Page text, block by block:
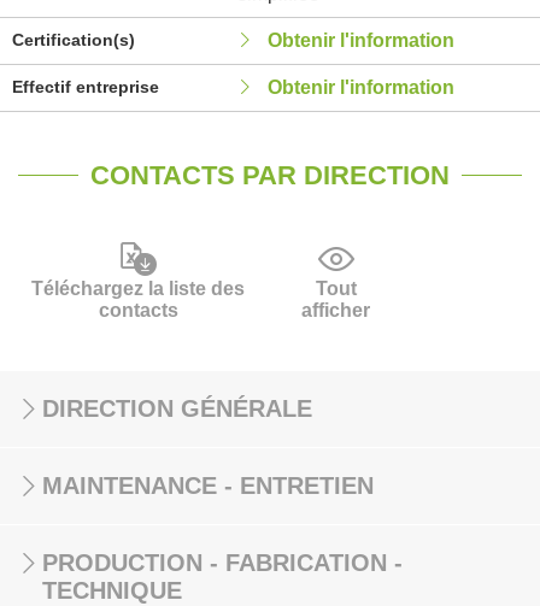
Certification(s) Obtenir l'information
Effectif entreprise Obtenir l'information
CONTACTS PAR DIRECTION
Téléchargez la liste des
contacts
Tout
afficher
DIRECTION GÉNÉRALE
MAINTENANCE - ENTRETIEN
PRODUCTION - FABRICATION -
TECHNIQUE